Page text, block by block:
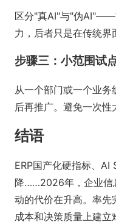
区分"真AI"与"伪AI"——
力，后者只是在传统界
步骤三：小范围试
从一个部门或一个业务
后再推广。避免一次性
结语
ERP国产化硬指标、AI
降……2026年，企业信
动的代价在升高。率先
成本和决策质量上建立